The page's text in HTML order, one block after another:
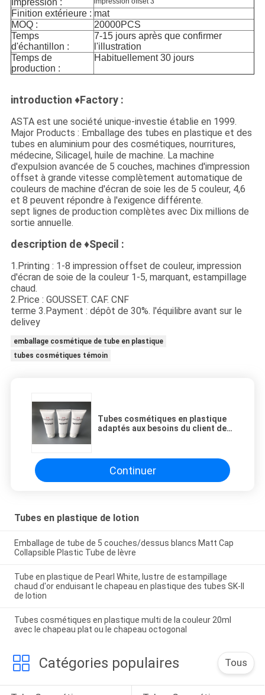
Impression :
Finition extérieure : mat
MOQ :
20000PCS
Temps
d'échantillon :
7-15 jours après que confirmer
l'illustration
Temps de
production :
Habituellement 30 jours
introduction ♦Factory :
ASTA est une société unique-investie établie en 1999.
Major Products : Emballage des tubes en plastique et des
tubes en aluminium pour des cosmétiques, nourritures,
médecine, Silicagel, huile de machine. La machine
d'expulsion avancée de 5 couches, machines d'impression
offset à grande vitesse complètement automatique de
couleurs de machine d'écran de soie les de 5 couleur, 4,6
et 8 peuvent répondre à l'exigence différente.
sept lignes de production complètes avec Dix millions de
sortie annuelle.
description de ♦Specil :
1.Printing : 1-8 impression offset de couleur, impression
d'écran de soie de la couleur 1-5, marquant, estampillage
chaud.
2.Price : GOUSSET. CAF. CNF
terme 3.Payment : dépôt de 30%. l'équilibre avant sur le
delivey
emballage cosmétique de tube en plastique
tubes cosmétiques témoin
Tubes cosmétiques en plastique
adaptés aux besoins du client de
Continuer
Tubes en plastique de lotion
Emballage de tube de 5 couches/dessus blancs Matt Cap
Collapsible Plastic Tube de lèvre
Tube en plastique de Pearl White, lustre de estampillage
chaud d'or enduisant le chapeau en plastique des tubes SK-II
de lotion
Tubes cosmétiques en plastique multi de la couleur 20ml
avec le chapeau plat ou le chapeau octogonal
Catégories populaires Tous